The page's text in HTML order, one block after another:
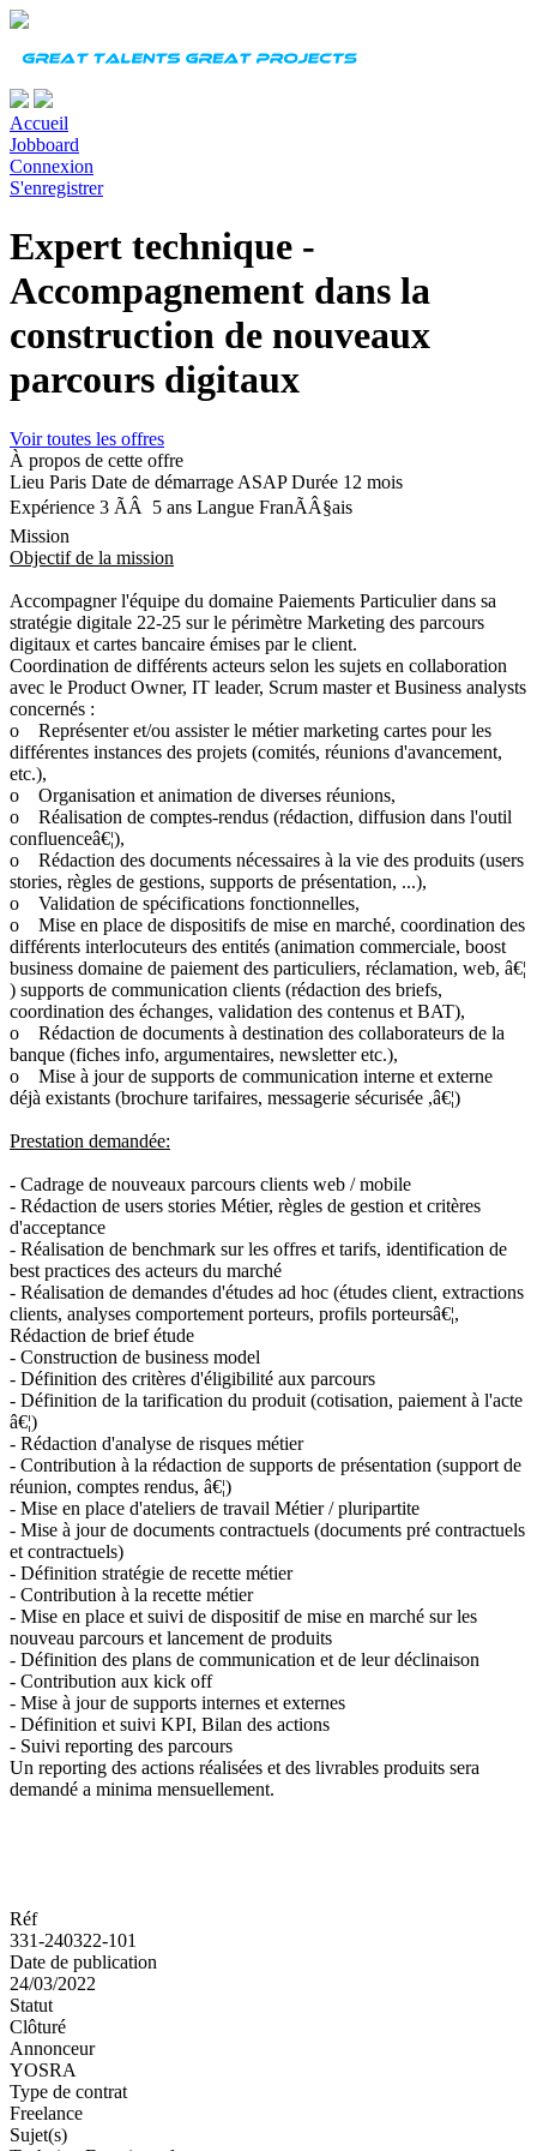
Accueil
Jobboard
Connexion
S'enregistrer
Expert technique -
Accompagnement dans la
construction de nouveaux
parcours digitaux
Voir toutes les offres
À propos de cette offre
Lieu Paris Date de démarrage ASAPDurée 12 mois
Expérience 3 ÃÂ 5 ans Langue FranÃÂ§ais
Mission
Objectif de la mission
Accompagner l'équipe du domaine Paiements Particulier dans sa
stratégie digitale 22-25 sur le périmètre Marketing des parcours
digitaux et cartes bancaire émises par le client.
Coordination de différents acteurs selon les sujets en collaboration
avec le Product Owner, IT leader, Scrum master et Business analysts
concernés :
o Représenter et/ou assister le métier marketing cartes pour les
différentes instances des projets (comités, réunions d'avancement,
etc.),
o Organisation et animation de diverses réunions,
o Réalisation de comptes-rendus (rédaction, diffusion dans l'outil
confluenceâ€¦),
o Rédaction des documents nécessaires à la vie des produits (users
stories, règles de gestions, supports de présentation, ...),
o Validation de spécifications fonctionnelles,
o Mise en place de dispositifs de mise en marché, coordination des
différents interlocuteurs des entités (animation commerciale, boost
business domaine de paiement des particuliers, réclamation, web, â€¦
) supports de communication clients (rédaction des briefs,
coordination des échanges, validation des contenus et BAT),
o Rédaction de documents à destination des collaborateurs de la
banque (fiches info, argumentaires, newsletter etc.),
o Mise à jour de supports de communication interne et externe
déjà existants (brochure tarifaires, messagerie sécurisée ,â€¦)
Prestation demandée:
- Cadrage de nouveaux parcours clients web / mobile
- Rédaction de users stories Métier, règles de gestion et critères
d'acceptance
- Réalisation de benchmark sur les offres et tarifs, identification de
best practices des acteurs du marché
- Réalisation de demandes d'études ad hoc (études client, extractions
clients, analyses comportement porteurs, profils porteursâ€¦,
Rédaction de brief étude
- Construction de business model
- Définition des critères d'éligibilité aux parcours
- Définition de la tarification du produit (cotisation, paiement à l'acte
â€¦)
- Rédaction d'analyse de risques métier
- Contribution à la rédaction de supports de présentation (support de
réunion, comptes rendus, â€¦)
- Mise en place d'ateliers de travail Métier / pluripartite
- Mise à jour de documents contractuels (documents pré contractuels
et contractuels)
- Définition stratégie de recette métier
- Contribution à la recette métier
- Mise en place et suivi de dispositif de mise en marché sur les
nouveau parcours et lancement de produits
- Définition des plans de communication et de leur déclinaison
- Contribution aux kick off
- Mise à jour de supports internes et externes
- Définition et suivi KPI, Bilan des actions
- Suivi reporting des parcours
Un reporting des actions réalisées et des livrables produits sera
demandé a minima mensuellement.
Réf
331-240322-101
Date de publication
24/03/2022
Statut
Clôturé
Annonceur
YOSRA
Type de contrat
Freelance
Sujet(s)